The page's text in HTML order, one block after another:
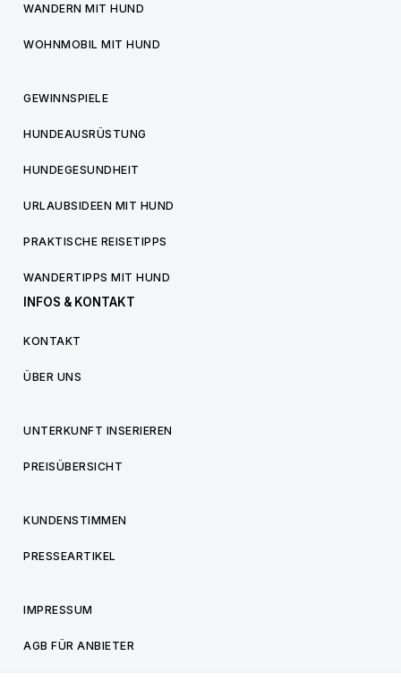
WANDERN MIT HUND
WOHNMOBIL MIT HUND
GEWINNSPIELE
HUNDEAUSRÜSTUNG
HUNDEGESUNDHEIT
URLAUBSIDEEN MIT HUND
PRAKTISCHE REISETIPPS
WANDERTIPPS MIT HUND
INFOS & KONTAKT
KONTAKT
ÜBER UNS
UNTERKUNFT INSERIEREN
PREISÜBERSICHT
KUNDENSTIMMEN
PRESSEARTIKEL
IMPRESSUM
AGB FÜR ANBIETER